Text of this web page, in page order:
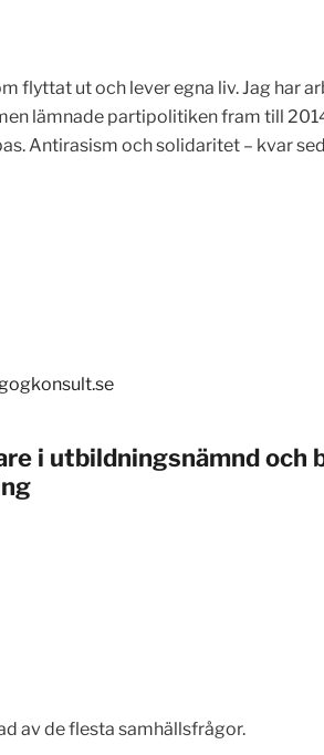
flyttat ut och lever egna liv. Jag
lämnade partipolitiken fram till
Antirasism och solidaritet – kvar
i utbildningsnämnd och
av de flesta samhällsfrågor.